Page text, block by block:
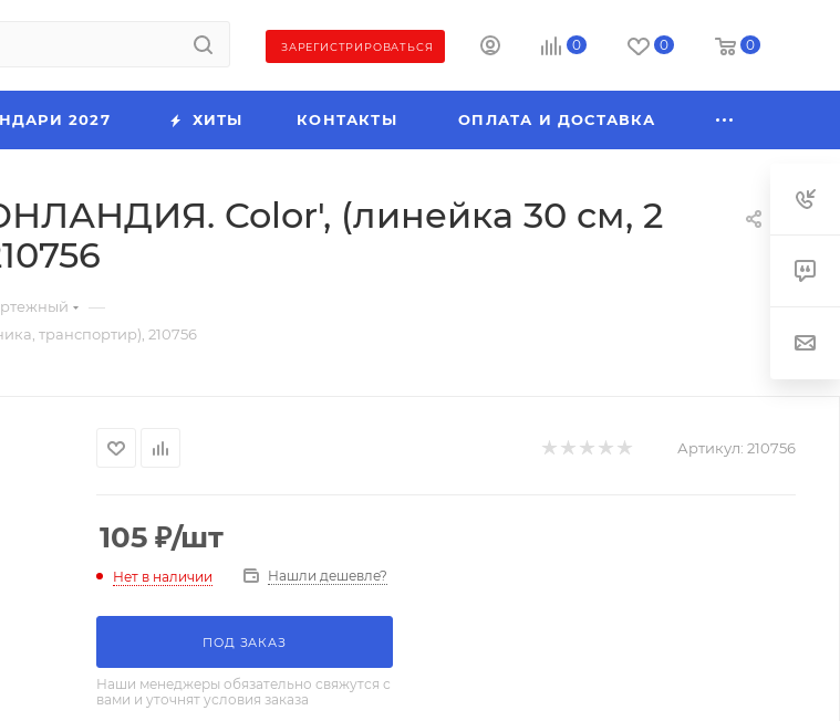
ЗАРЕГИСТРИРОВАТЬСЯ 0 0 0
2027 ХИТЫ КОНТАКТЫ ОПЛАТА И ДОСТАВКА
Color', (линейка 30 см, 2
—
транспортир), 210756
Артикул: 210756
105 ₽/шт
Нет в наличии Нашли дешевле?
ПОД ЗАКАЗ
Наши менеджеры обязательно свяжутся с
вами и уточнят условия заказа